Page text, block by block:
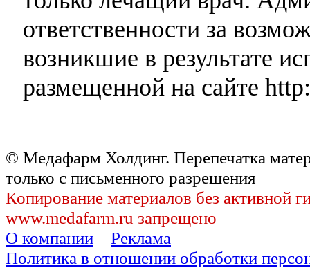
ответственности за
возникшие в результате
размещенной на сайте
© Медафарм Холдинг. Перепечатка
только с письменного разрешения
Копирование материалов без активной
www.medafarm.ru запрещено
О компании
Реклама
Политика в отношении обработки